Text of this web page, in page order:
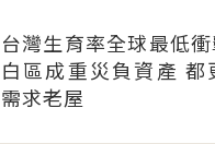
台灣生育率全球最低
白區成重災負資產 都
需求老屋